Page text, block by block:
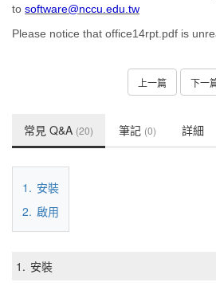
to software@nccu.edu.tw
Please notice that office14rpt.pdf is
上一篇 下一
常見 Q&A (20) 筆記 (0) 詳細
1. 安裝
2. 啟用
1. 安裝